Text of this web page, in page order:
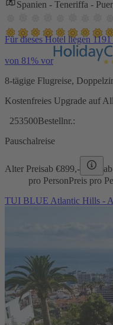
Spanien - Teneriffa -
Für dieses Hotel liegen
von 81% vor
8-tägige Flugreise,
Kostenfreies Upgrade auf
253500Bestellnr.:
Pauschalreise
Alter Preisab €899,-
pro PersonPreis pro
TUI BLUE Atlantic Hills -